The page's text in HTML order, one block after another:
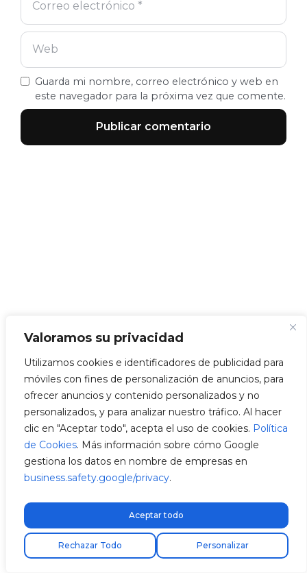
Valoramos su privacidad
Utilizamos cookies e identificadores de publicidad para
móviles con fines de personalización de anuncios, para
ofrecer anuncios y contenido personalizados y no
personalizados, y para analizar nuestro tráfico. Al hacer
clic en "Aceptar todo", acepta el uso de cookies. Política
de Cookies. Más información sobre cómo Google
gestiona los datos en nombre de empresas en
business.safety.google/privacy.
Personalizar
Rechazar Todo
Aceptar todo
Guarda mi nombre, correo electrónico y web en
este navegador para la próxima vez que comente.
Buscar:
Encuentra tu instalador